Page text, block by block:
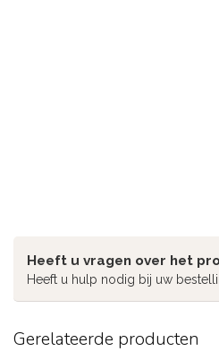
Heeft u vragen over het
Heeft u hulp nodig bij uw
Gerelateerde producten